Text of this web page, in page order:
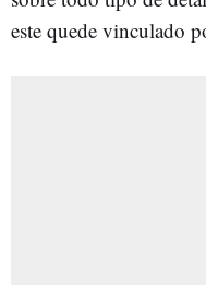
este quede vinculado